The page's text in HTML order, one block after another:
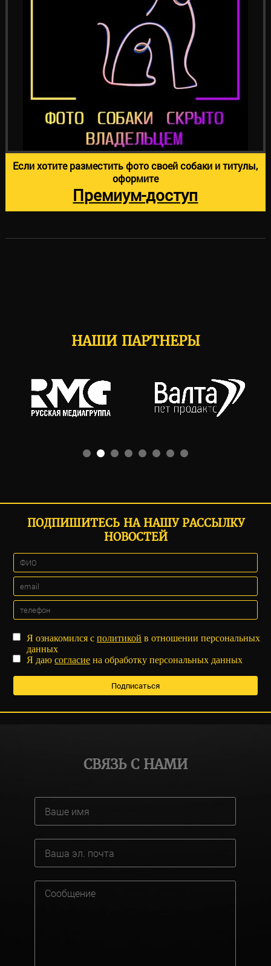
Если хотите разместить фото своей собаки и титулы,
оформите
Премиум-доступ
НАШИ ПАРТНЕРЫ
ПОДПИШИТЕСЬ НА НАШУ РАССЫЛКУ
НОВОСТЕЙ
Я ознакомился сполитикой в отношении персональных
данных
Я даюсогласие на обработку персональных данных
СВЯЗЬ С НАМИ